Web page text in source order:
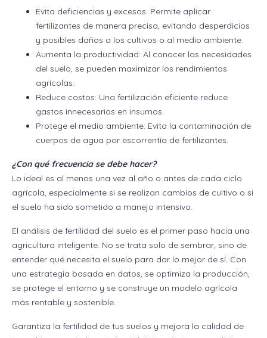
Evita deficiencias y excesos: Permite aplicar
fertilizantes de manera precisa, evitando desperdicios
y posibles daños a los cultivos o al medio ambiente.
Aumenta la productividad: Al conocer las necesidades
del suelo, se pueden maximizar los rendimientos
agrícolas.
Reduce costos: Una fertilización eficiente reduce
gastos innecesarios en insumos.
Protege el medio ambiente: Evita la contaminación de
cuerpos de agua por escorrentía de fertilizantes.
¿Con qué frecuencia se debe hacer?
Lo ideal es al menos una vez al año o antes de cada ciclo
agrícola, especialmente si se realizan cambios de cultivo o si
el suelo ha sido sometido a manejo intensivo.
El análisis de fertilidad del suelo es el primer paso hacia una
agricultura inteligente. No se trata solo de sembrar, sino de
entender qué necesita el suelo para dar lo mejor de sí. Con
una estrategia basada en datos, se optimiza la producción,
se protege el entorno y se construye un modelo agrícola
más rentable y sostenible.
Garantiza la fertilidad de tus suelos y mejora la calidad de